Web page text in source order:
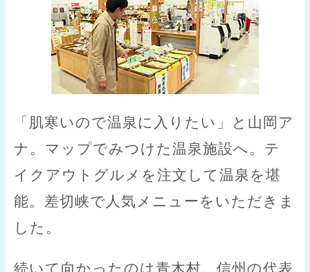
「肌寒いので温泉に入りたい」と山岡ア
ナ。マップでみつけた温泉施設へ。テ
イクアウトグルメを注文して温泉を堪
能。差切峡で人気メニューをいただきま
した。
続いて向かったのは青木村。信州の代表